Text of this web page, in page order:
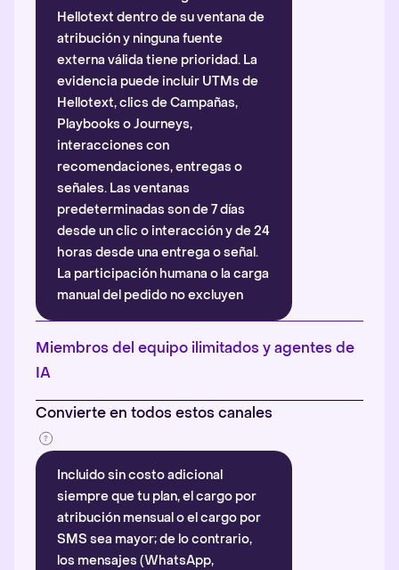
Hellotext dentro de su ventana de
atribución y ninguna fuente
externa válida tiene prioridad. La
evidencia puede incluir UTMs de
Hellotext, clics de Campañas,
Playbooks o Journeys,
interacciones con
recomendaciones, entregas o
señales. Las ventanas
predeterminadas son de 7 días
desde un clic o interacción y de 24
horas desde una entrega o señal.
La participación humana o la carga
manual del pedido no excluyen
automáticamente la atribución.
Más información
Miembros del equipo ilimitados y agentes de
IA
Convierte en todos estos canales
Incluido sin costo adicional
siempre que tu plan, el cargo por
atribución mensual o el cargo por
SMS sea mayor; de lo contrario,
los mensajes (WhatsApp,